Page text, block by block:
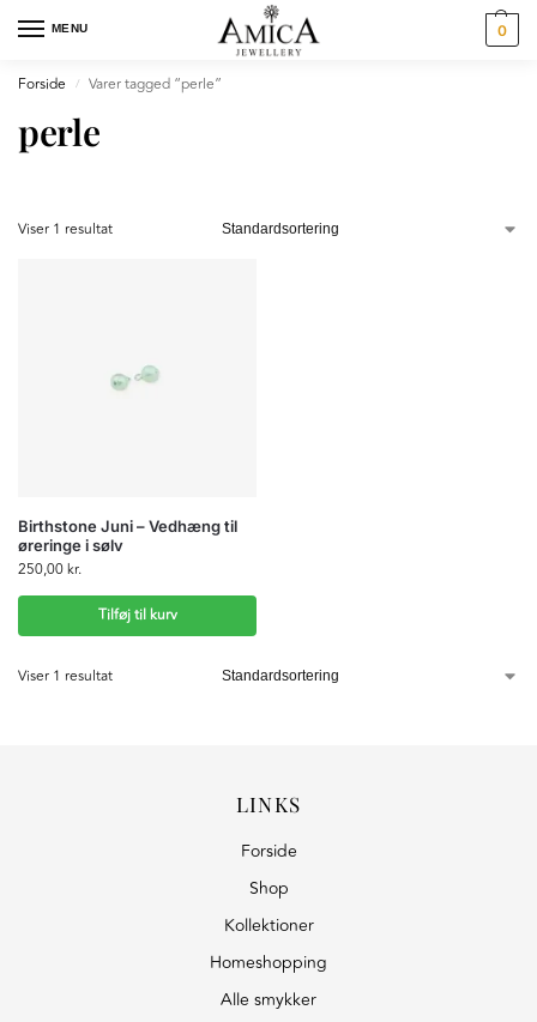
MENU 0
Forside / Varer tagged “perle”
perle
Viser 1 resultat
Birthstone Juni – Vedhæng til
øreringe i sølv
250,00kr.
Tilføj til kurv
Viser 1 resultat
LINKS
Forside
Shop
Kollektioner
Homeshopping
Alle smykker